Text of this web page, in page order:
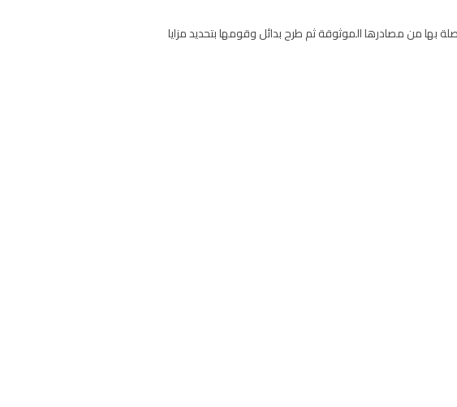
من مصادرها الموثوقة ثم طرح بدائل وقومها بتحديد مزايا